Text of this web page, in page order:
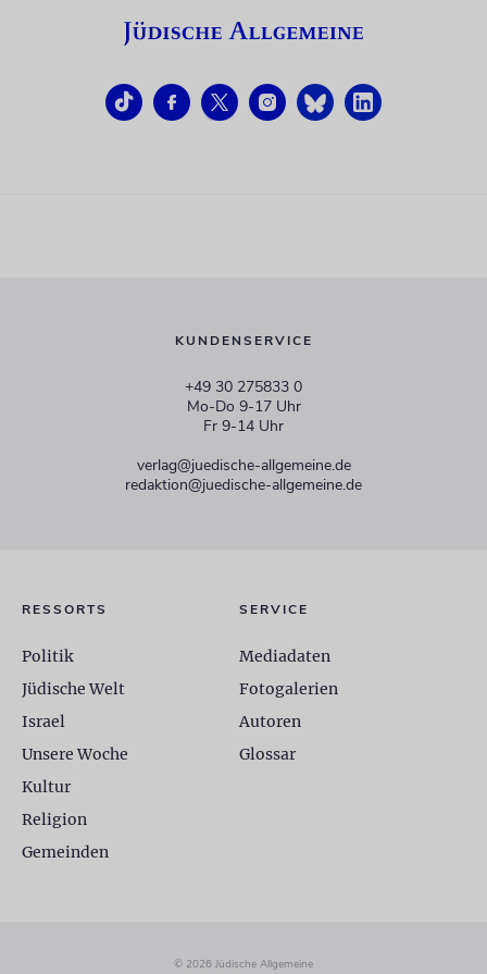
KUNDENSERVICE
+49 30 275833 0
Mo-Do 9-17 Uhr
Fr 9-14 Uhr
verlag@juedische-allgemeine.de
redaktion@juedische-allgemeine.de
RESSORTS
Politik
Jüdische Welt
Israel
Unsere Woche
Kultur
Religion
Gemeinden
SERVICE
Mediadaten
Fotogalerien
Autoren
Glossar
© 2026 Jüdische Allgemeine